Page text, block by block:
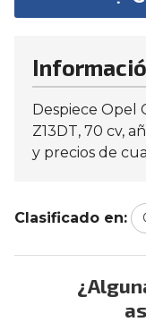
Despiece Opel
Z13DT, 70 cv,
y precios de
Clasificado en: